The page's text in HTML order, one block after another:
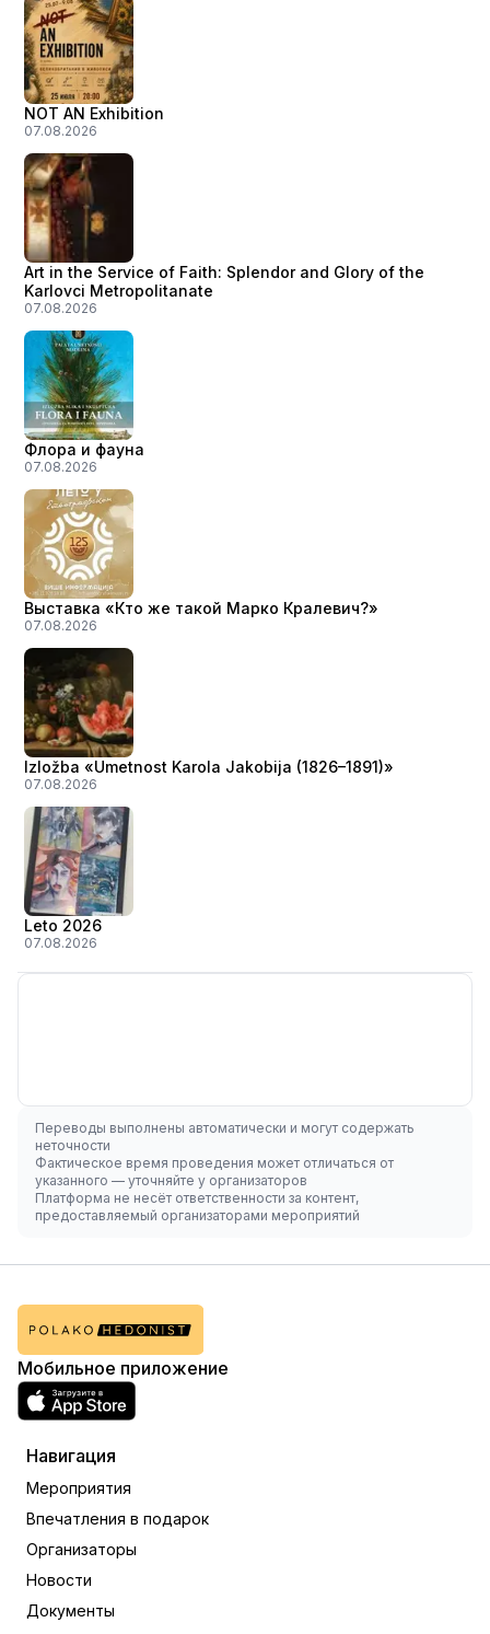
NOT AN Exhibition
07.08.2026
Art in the Service of Faith: Splendor and Glory of the
Karlovci Metropolitanate
07.08.2026
Флора и фауна
07.08.2026
Выставка «Кто же такой Марко Кралевич?»
07.08.2026
Izložba «Umetnost Karola Jakobija (1826–1891)»
07.08.2026
Leto 2026
07.08.2026
Переводы выполнены автоматически и могут содержать
неточности
Фактическое время проведения может отличаться от
указанного — уточняйте у организаторов
Платформа не несёт ответственности за контент,
предоставляемый организаторами мероприятий
Мобильное приложение
Навигация
Мероприятия
Впечатления в подарок
Организаторы
Новости
Документы